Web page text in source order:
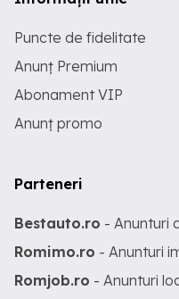
Puncte de fidelitate
Anunț Premium
Abonament VIP
Anunț promo
Parteneri
Bestauto.ro - Anunturi
Romimo.ro - Anunturi
Romjob.ro - Anunturi